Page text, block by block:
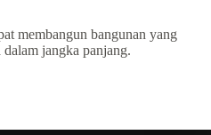
membangun bangunan yang
jangka panjang.